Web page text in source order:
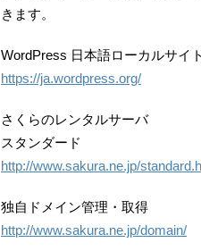
きます。
WordPress 日本語ローカルサイト
https://ja.wordpress.org/
さくらのレンタルサーバ
スタンダード
http://www.sakura.ne.jp/
独自ドメイン管理・取得
http://www.sakura.ne.jp/domain/